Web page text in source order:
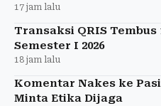
17 jam lalu
Transaksi QRIS Tembus
Semester I 2026
18 jam lalu
Komentar Nakes ke
Minta Etika Dijaga